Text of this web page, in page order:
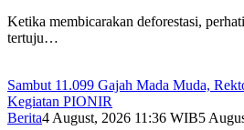
Ketika membicarakan deforestasi,
tertuju…
Sambut 11.099 Gajah Mada Muda,
Kegiatan PIONIR
Berita4 August, 2026 11:36 WIB5